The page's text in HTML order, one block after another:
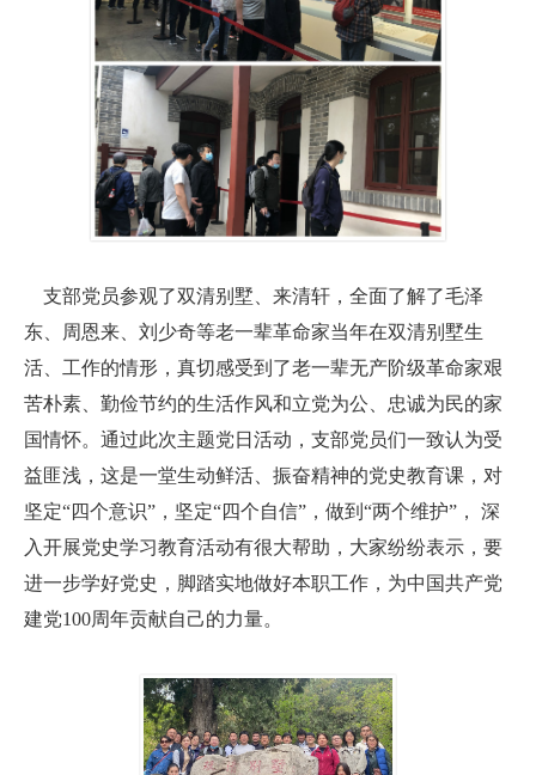
支部党员参观了双清别墅、来清轩，全面了解了毛泽
东、周恩来、刘少奇等老一辈革命家当年在双清别墅生
活、工作的情形，真切感受到了老一辈无产阶级革命家艰
苦朴素、勤俭节约的生活作风和立党为公、忠诚为民的家
国情怀。通过此次主题党日活动，支部党员们一致认为受
益匪浅，这是一堂生动鲜活、振奋精神的党史教育课，对
坚定“四个意识”，坚定“四个自信”，做到“两个维护”， 深
入开展党史学习教育活动有很大帮助，大家纷纷表示，要
进一步学好党史，脚踏实地做好本职工作，为中国共产党
建党100周年贡献自己的力量。